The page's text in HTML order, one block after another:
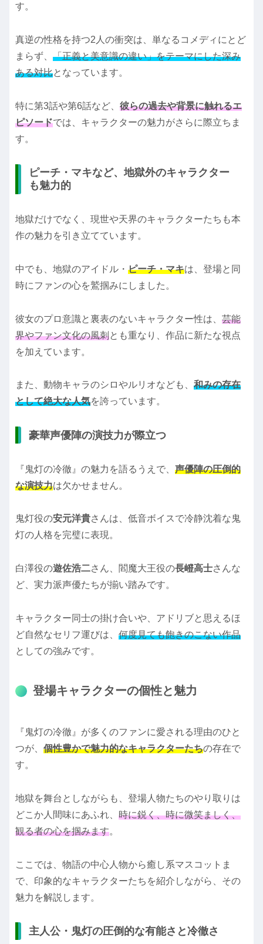
す。
真逆の性格を持つ2人の衝突は、単なるコメディにとど
まらず、 「正義と美意識の違い」をテーマにした深み
ある対比となっています。
特に第3話や第6話など、 彼らの過去や背景に触れるエ
ピソードでは、キャラクターの魅力がさらに際立ちま
す。
ピーチ・マキなど、地獄外のキャラクター
も魅力的
地獄だけでなく、現世や天界のキャラクターたちも本
作の魅力を引き立てています。
中でも、地獄のアイドル・ ピーチ・マキは、登場と同
時にファンの心を鷲掴みにしました。
彼女のプロ意識と裏表のないキャラクター性は、 芸能
界やファン文化の風刺とも重なり、作品に新たな視点
を加えています。
また、動物キャラのシロやルリオなども、 和みの存在
として絶大な人気を誇っています。
豪華声優陣の演技力が際立つ
『鬼灯の冷徹』の魅力を語るうえで、 声優陣の圧倒的
な演技力は欠かせません。
鬼灯役の安元洋貴さんは、低音ボイスで冷静沈着な鬼
灯の人格を完璧に表現。
白澤役の遊佐浩二さん、閻魔大王役の長嶝高士さんな
ど、実力派声優たちが揃い踏みです。
キャラクター同士の掛け合いや、アドリブと思えるほ
ど自然なセリフ運びは、 何度見ても飽きのこない作品
としての強みです。
登場キャラクターの個性と魅力
『鬼灯の冷徹』が多くのファンに愛される理由のひと
つが、 個性豊かで魅力的なキャラクターたちの存在で
す。
地獄を舞台としながらも、登場人物たちのやり取りは
どこか人間味にあふれ、 時に鋭く、時に微笑ましく、
観る者の心を掴みます。
ここでは、物語の中心人物から癒し系マスコットま
で、印象的なキャラクターたちを紹介しながら、その
魅力を解説します。
主人公・鬼灯の圧倒的な有能さと冷徹さ